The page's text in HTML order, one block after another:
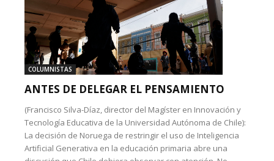
COLUMNISTAS
ANTES DE DELEGAR EL PENSAMIENTO
(Francisco Silva-Díaz, director del Magíster en Innovación y
Tecnología Educativa de la Universidad Autónoma de Chile):
La decisión de Noruega de restringir el uso de Inteligencia
Artificial Generativa en la educación primaria abre una